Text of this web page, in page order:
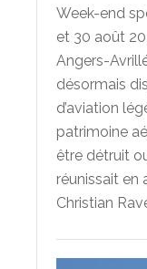
Week-end
et 30 août
Angers-
désormais
d’aviation
patrimoine
être détruit
réunissait en
Christian